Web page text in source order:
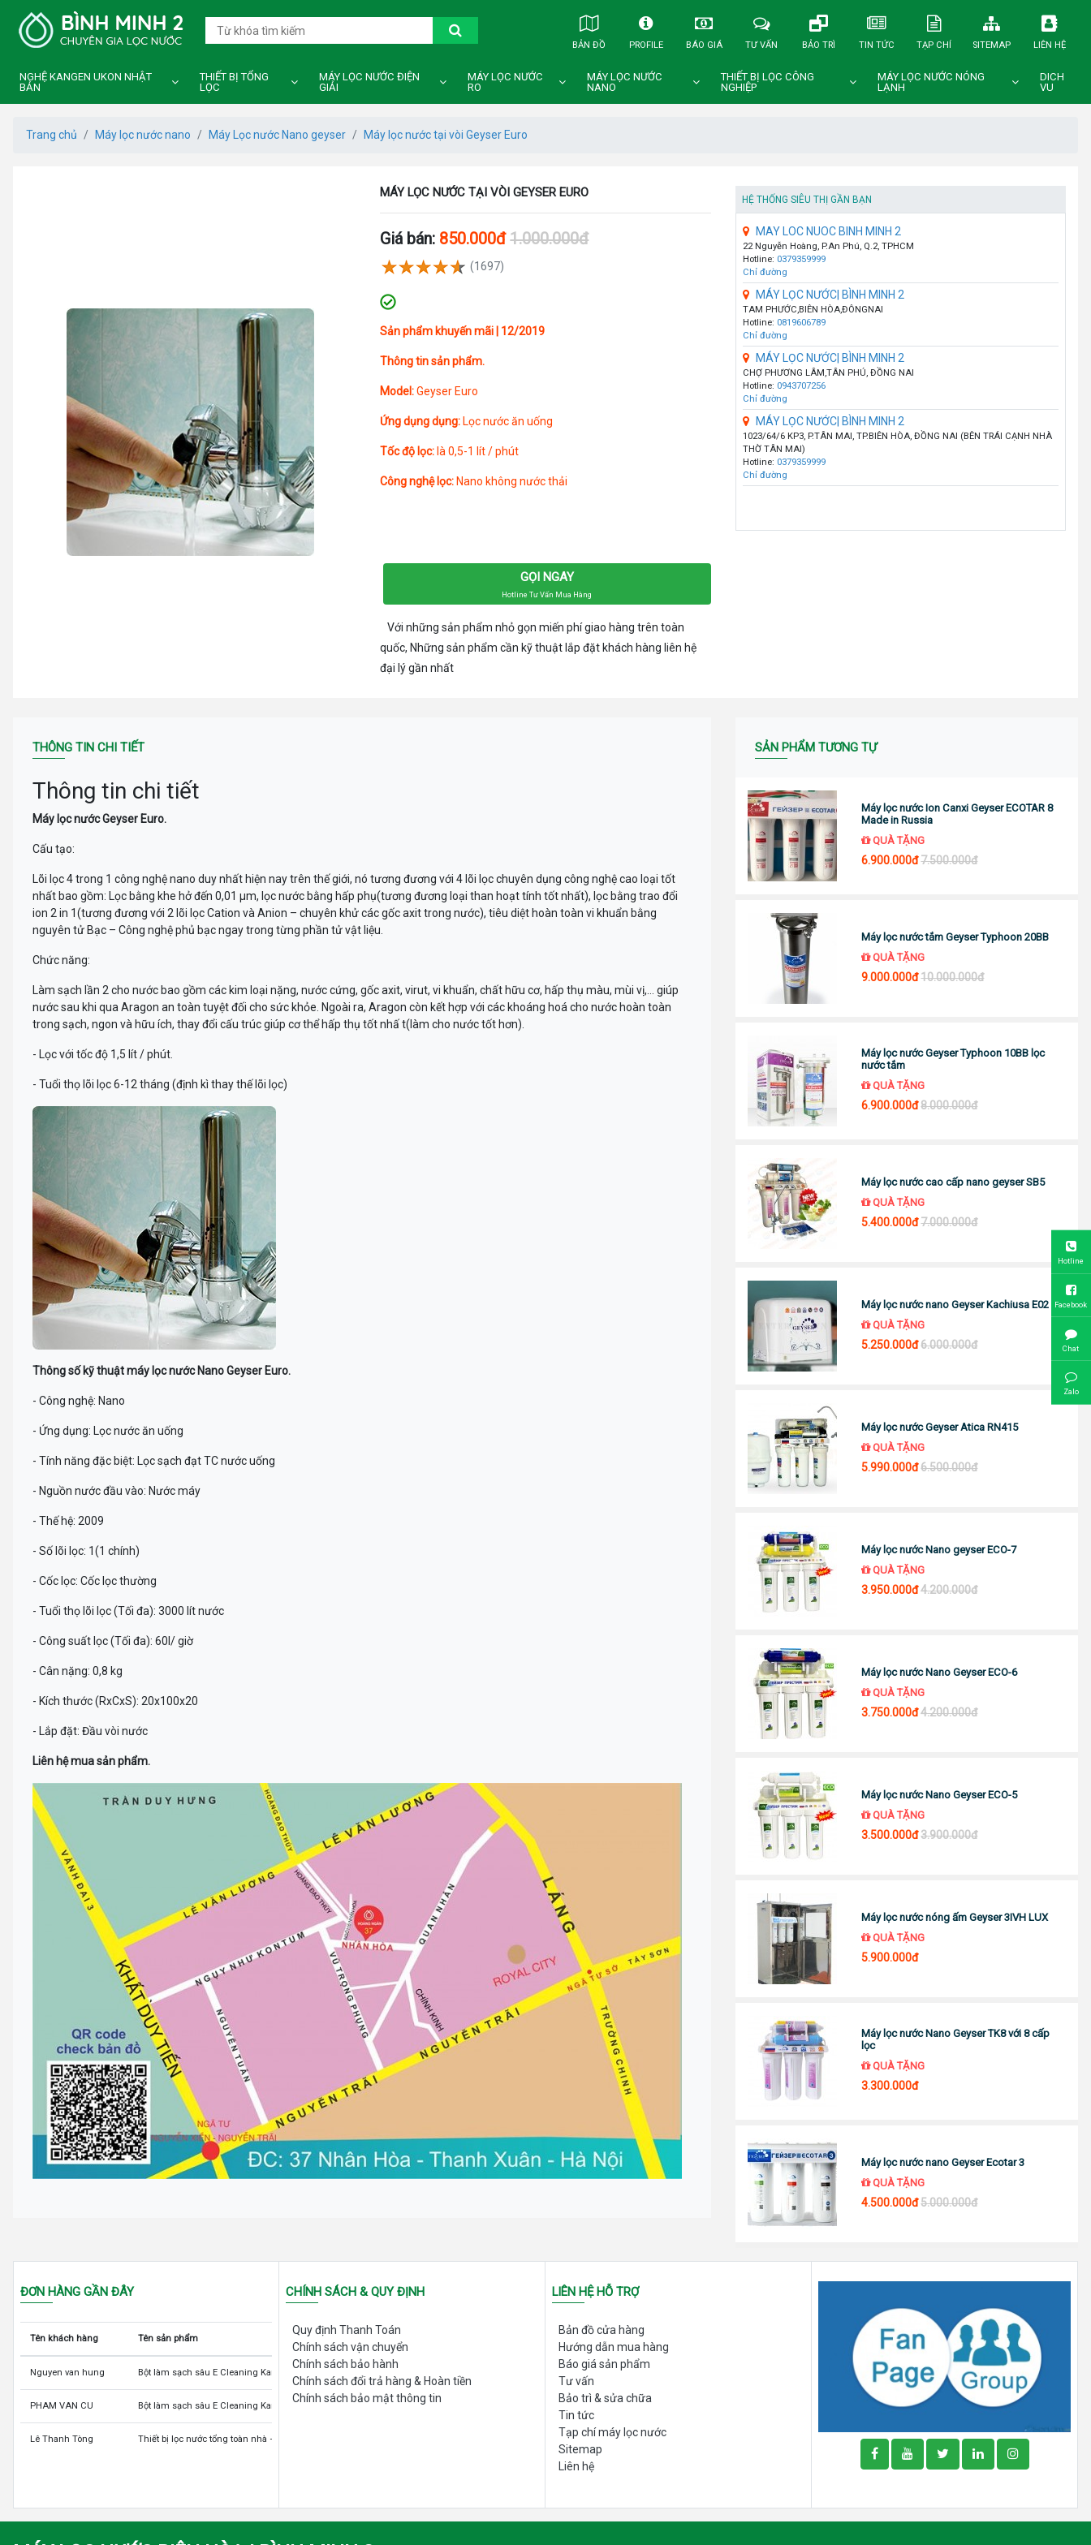
BẢN ĐỒ PROFILE BÁO GIÁ TƯ VẤN BẢO TRÌ TIN TỨC TẠP CHÍ SITEMAP LIÊN HỆ
NGHỆ KANGEN UKON NHẬT
BẢN
THIẾT BỊ TỔNG
LỌC
MÁY LỌC NƯỚC ĐIỆN
GIẢI
MÁY LỌC NƯỚC
RO
MÁY LỌC NƯỚC
NANO
THIẾT BỊ LỌC CÔNG
NGHIỆP
MÁY LỌC NƯỚC NÓNG
LẠNH
DICH
VU
Trang chủ Máy lọc nước nano Máy Lọc nước Nano geyser Máy lọc nước tại vòi Geyser Euro
MÁY LỌC NƯỚC TẠI VÒI GEYSER EURO
Giá bán: 850.000đ 1.000.000đ
(1697)
Sản phẩm khuyến mãi | 12/2019
Thông tin sản phẩm.
Model:Geyser Euro
Ứng dụng dụng: Lọc nước ăn uống
Tốc độ lọc: là 0,5-1 lít / phút
Công nghệ lọc: Nano không nước thải
GỌI NGAY
Hotline Tư Vấn Mua Hàng
Với những sản phẩm nhỏ gọn miến phí giao hàng trên toàn
quốc, Những sản phẩm cần kỹ thuật lắp đặt khách hàng liên hệ
đại lý gần nhất
HỆ THỐNG SIÊU THỊ GẦN BẠN
MAY LOC NUOC BINH MINH 2
22 Nguyễn Hoàng, P.An Phú, Q.2, TPHCM
Hotline: 0379359999
Chỉ đường
MÁY LỌC NƯỚC| BÌNH MINH 2
TAM PHƯỚC,BIÊN HÒA,ĐÔNGNAI
Hotline: 0819606789
Chỉ đường
MÁY LỌC NƯỚC| BÌNH MINH 2
CHỢ PHƯƠNG LÂM,TÂN PHÚ, ĐỒNG NAI
Hotline: 0943707256
Chỉ đường
MÁY LỌC NƯỚC| BÌNH MINH 2
1023/64/6 KP3, P.TÂN MAI, TP.BIÊN HÒA, ĐỒNG NAI (BÊN TRÁI CẠNH NHÀ
THỜ TÂN MAI)
Hotline: 0379359999
Chỉ đường
THÔNG TIN CHI TIẾT
Thông tin chi tiết
Máy lọc nước Geyser Euro.
Cấu tạo:
Lõi lọc 4 trong 1 công nghệ nano duy nhất hiện nay trên thế giới, nó tương đương với 4 lõi lọc chuyên dụng công nghệ cao loại tốt
nhất bao gồm: Lọc bằng khe hở đến 0,01 µm, lọc nước bằng hấp phụ(tương đương loại than hoạt tính tốt nhất), lọc bằng trao đổi
ion 2 in 1(tương đương với 2 lõi lọc Cation và Anion – chuyên khử các gốc axit trong nước), tiêu diệt hoàn toàn vi khuẩn bằng
nguyên tử Bạc – Công nghệ phủ bạc ngay trong từng phần tử vật liệu.
Chức năng:
Làm sạch lần 2 cho nước bao gồm các kim loại nặng, nước cứng, gốc axit, virut, vi khuẩn, chất hữu cơ, hấp thụ màu, mùi vị,… giúp
nước sau khi qua Aragon an toàn tuyệt đối cho sức khỏe. Ngoài ra, Aragon còn kết hợp với các khoáng hoá cho nước hoàn toàn
trong sạch, ngon và hữu ích, thay đổi cấu trúc giúp cơ thể hấp thụ tốt nhấ t(làm cho nước tốt hơn).
- Lọc với tốc độ 1,5 lít / phút.
- Tuổi thọ lõi lọc 6-12 tháng (định kì thay thế lõi lọc)
Thông số kỹ thuật máy lọc nước Nano Geyser Euro.
- Công nghệ: Nano
- Ứng dụng: Lọc nước ăn uống
- Tính năng đặc biệt: Lọc sạch đạt TC nước uống
- Nguồn nước đầu vào: Nước máy
- Thế hệ: 2009
- Số lõi lọc: 1(1 chính)
- Cốc lọc: Cốc lọc thường
- Tuổi thọ lõi lọc (Tối đa): 3000 lít nước
- Công suất lọc (Tối đa): 60l/ giờ
- Cân nặng: 0,8 kg
- Kích thước (RxCxS): 20x100x20
- Lắp đặt: Đầu vòi nước
Liên hệ mua sản phẩm.
SẢN PHẨM TƯƠNG TỰ
Máy lọc nước Ion Canxi Geyser ECOTAR 8
Made in Russia
QUÀ TẶNG
6.900.000đ7.500.000đ
Máy lọc nước tắm Geyser Typhoon 20BB
QUÀ TẶNG
9.000.000đ10.000.000đ
Máy lọc nước Geyser Typhoon 10BB lọc
nước tắm
QUÀ TẶNG
6.900.000đ8.000.000đ
Máy lọc nước cao cấp nano geyser SB5
QUÀ TẶNG
5.400.000đ7.000.000đ
Máy lọc nước nano Geyser Kachiusa E02
QUÀ TẶNG
5.250.000đ6.000.000đ
Máy lọc nước Geyser Atica RN415
QUÀ TẶNG
5.990.000đ6.500.000đ
Máy lọc nước Nano geyser ECO-7
QUÀ TẶNG
3.950.000đ4.200.000đ
Máy lọc nước Nano Geyser ECO-6
QUÀ TẶNG
3.750.000đ4.200.000đ
Máy lọc nước Nano Geyser ECO-5
QUÀ TẶNG
3.500.000đ3.900.000đ
Máy lọc nước nóng ấm Geyser 3IVH LUX
QUÀ TẶNG
5.900.000đ
Máy lọc nước Nano Geyser TK8 với 8 cấp
lọc
QUÀ TẶNG
3.300.000đ
Máy lọc nước nano Geyser Ecotar 3
QUÀ TẶNG
4.500.000đ5.000.000đ
ĐƠN HÀNG GẦN ĐÂY
Tên khách hàng Tên sản phẩm
Nguyen van hung Bột làm sạch sâu E Cleaning Kangen LeveLuk và K8
PHAM VAN CU Bột làm sạch sâu E Cleaning Kangen LeveLuk và K8 55.000đ
Lê Thanh Tòng Thiết bị lọc nước tổng toàn nhà –CM01
CHÍNH SÁCH & QUY ĐỊNH
Quy định Thanh Toán
Chính sách vận chuyển
Chính sách bảo hành
Chính sách đổi trả hàng & Hoàn tiền
Chính sách bảo mật thông tin
LIÊN HỆ HỖ TRỢ
Bản đồ cửa hàng
Hướng dẫn mua hàng
Báo giá sản phẩm
Tư vấn
Bảo trì & sửa chữa
Tin tức
Tạp chí máy lọc nước
Sitemap
Liên hệ
Hotline
Facebook
Chat
Zalo